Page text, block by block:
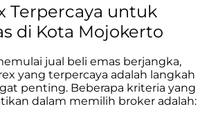
Terpercaya untuk
di Kota Mojokerto
jual beli emas berjangka,
yang terpercaya adalah langkah
penting. Beberapa kriteria yang
dalam memilih broker adalah: